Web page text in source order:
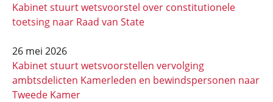
Kabinet stuurt wetsvoorstel over constitutionele
toetsing naar Raad van State
26 mei 2026
Kabinet stuurt wetsvoorstellen vervolging
ambtsdelicten Kamerleden en bewindspersonen naar
Tweede Kamer